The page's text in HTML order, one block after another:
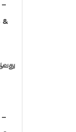
–
&
–